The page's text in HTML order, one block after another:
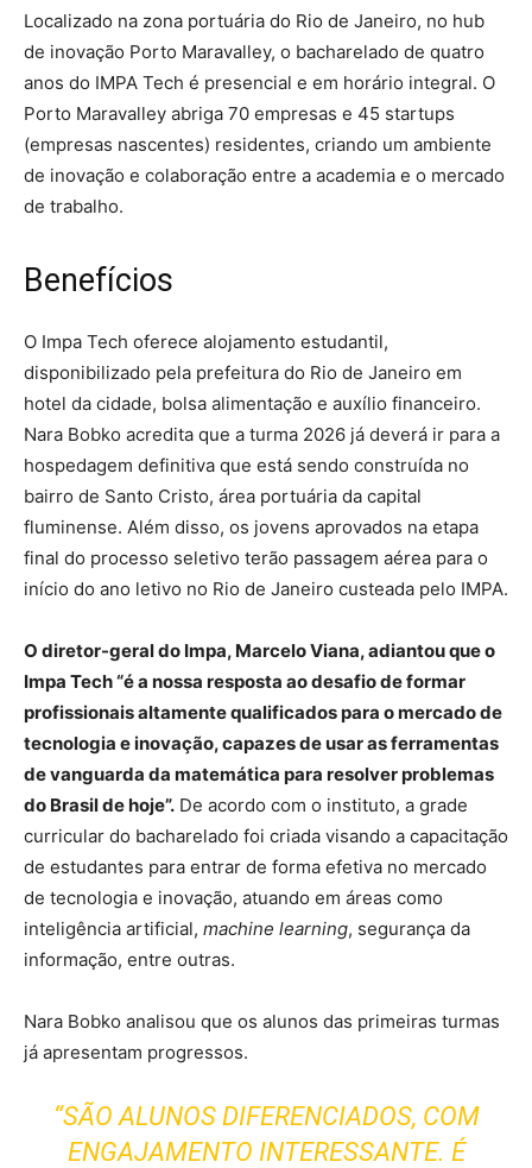
Localizado na zona portuária do Rio de Janeiro, no hub
de inovação Porto Maravalley, o bacharelado de quatro
anos do IMPA Tech é presencial e em horário integral. O
Porto Maravalley abriga 70 empresas e 45 startups
(empresas nascentes) residentes, criando um ambiente
de inovação e colaboração entre a academia e o mercado
de trabalho.
Benefícios
O Impa Tech oferece alojamento estudantil,
disponibilizado pela prefeitura do Rio de Janeiro em
hotel da cidade, bolsa alimentação e auxílio financeiro.
Nara Bobko acredita que a turma 2026 já deverá ir para a
hospedagem definitiva que está sendo construída no
bairro de Santo Cristo, área portuária da capital
fluminense. Além disso, os jovens aprovados na etapa
final do processo seletivo terão passagem aérea para o
início do ano letivo no Rio de Janeiro custeada pelo IMPA.
O diretor-geral do Impa, Marcelo Viana, adiantou que o
Impa Tech “é a nossa resposta ao desafio de formar
profissionais altamente qualificados para o mercado de
tecnologia e inovação, capazes de usar as ferramentas
de vanguarda da matemática para resolver problemas
do Brasil de hoje”. De acordo com o instituto, a grade
curricular do bacharelado foi criada visando a capacitação
de estudantes para entrar de forma efetiva no mercado
de tecnologia e inovação, atuando em áreas como
inteligência artificial, machine learning, segurança da
informação, entre outras.
Nara Bobko analisou que os alunos das primeiras turmas
já apresentam progressos.
“SÃO ALUNOS DIFERENCIADOS, COM
ENGAJAMENTO INTERESSANTE. É